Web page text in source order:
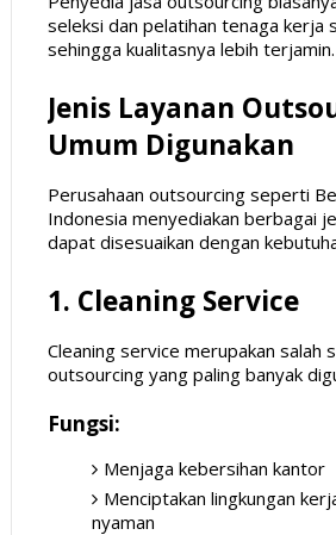
seleksi dan pelatihan tenaga kerja
sehingga kualitasnya lebih terjamin.
Jenis Layanan
Umum Digunakan
Perusahaan outsourcing seperti
Indonesia menyediakan berbagai
dapat disesuaikan dengan
1. Cleaning Service
Cleaning service merupakan salah
outsourcing yang paling banyak
Fungsi:
Menjaga kebersihan kantor
Menciptakan lingkungan
nyaman